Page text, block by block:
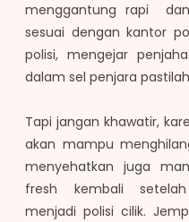
menggantung rapi
sesuai dengan kantor
polisi, mengejar
dalam sel penjara
Tapi jangan khawatir,
akan mampu
menyehatkan juga
fresh kembali
menjadi polisi cilik.